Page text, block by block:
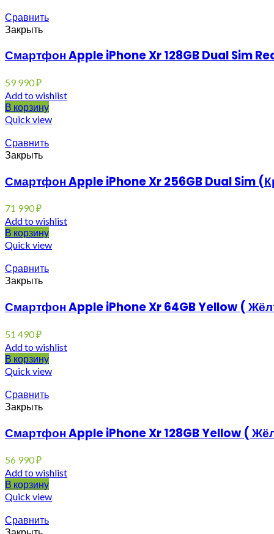
Сравнить
Закрыть
Смартфон Apple iPhone Xr 128GB Dual Sim
59 990₽
Add to wishlist
В корзину
Quick view
Сравнить
Закрыть
Смартфон Apple iPhone Xr 256GB Dual Sim
71 990₽
Add to wishlist
В корзину
Quick view
Сравнить
Закрыть
Смартфон Apple iPhone Xr 64GB Yellow (
51 490₽
Add to wishlist
В корзину
Quick view
Сравнить
Закрыть
Смартфон Apple iPhone Xr 128GB Yellow (
56 990₽
Add to wishlist
В корзину
Quick view
Сравнить